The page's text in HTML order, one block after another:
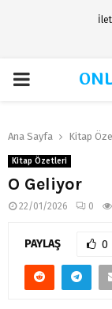
PRIMARY
Ana Sayfa Kitap
Kitap Özetleri
O Geliyor
22/01/2026 0
PAYLAŞ 0